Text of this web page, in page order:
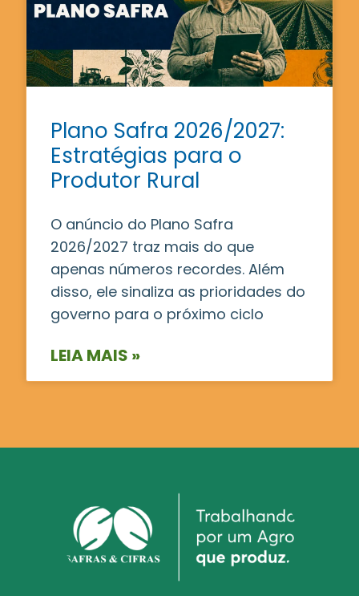
Plano Safra 2026/2027:
Estratégias para o
Produtor Rural
O anúncio do Plano Safra
2026/2027 traz mais do que
apenas números recordes. Além
disso, ele sinaliza as prioridades do
governo para o próximo ciclo
LEIA MAIS »